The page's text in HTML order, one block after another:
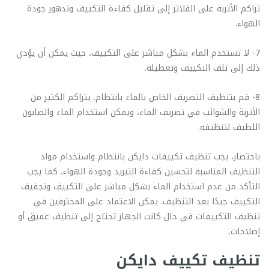
تراكم الأتربة على الفلاتر إلى تقليل كفاءة التكييف وتدهور جودة
الهواء.
7- لا تستخدم الماء بشكل مباشر على التكييف، حيث يمكن أن يؤدي
ذلك إلى تلف التكييف وتعطيله.
8- قم بتنظيف التصريف الخاص بالماء بانتظام. يتراكم الكثير من
الأتربة والشوائب في تصريف الماء، ويمكن استخدام الماء والصابون
اللطيف لتنظيفه.
باختصار، يجب تنظيف تكييفات دايكن بانتظام واستخدام مواد
التنظيف المناسبة لتحسين كفاءة التبريد وجودة الهواء. كما يجب
التأكد من عدم استخدام الماء بشكل مباشر على التكييف وتجفيف
التكييف جيدًا بعد التنظيف. يمكن الاعتماد على المحترفين في
تنظيف التكييفات في حال كانت الجهاز تحتاج إلى تنظيف عميق أو
إصلاحات.
تنظيف تكييف دايكن